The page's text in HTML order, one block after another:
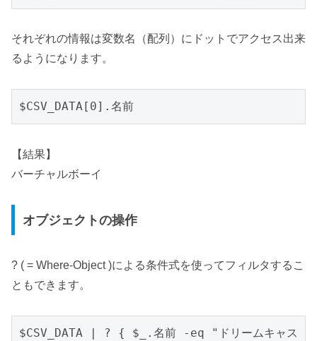
それぞれの情報は変数名（配列）にドットでアクセス出来
るようになります。
$CSV_DATA[0].名前
【結果】
バーチャルボーイ
オブジェクトの操作
? ( = Where-Object )による条件式を使ってフィルタするこ
ともできます。
$CSV_DATA | ? { $_.名前 -eq "ドリームキャス